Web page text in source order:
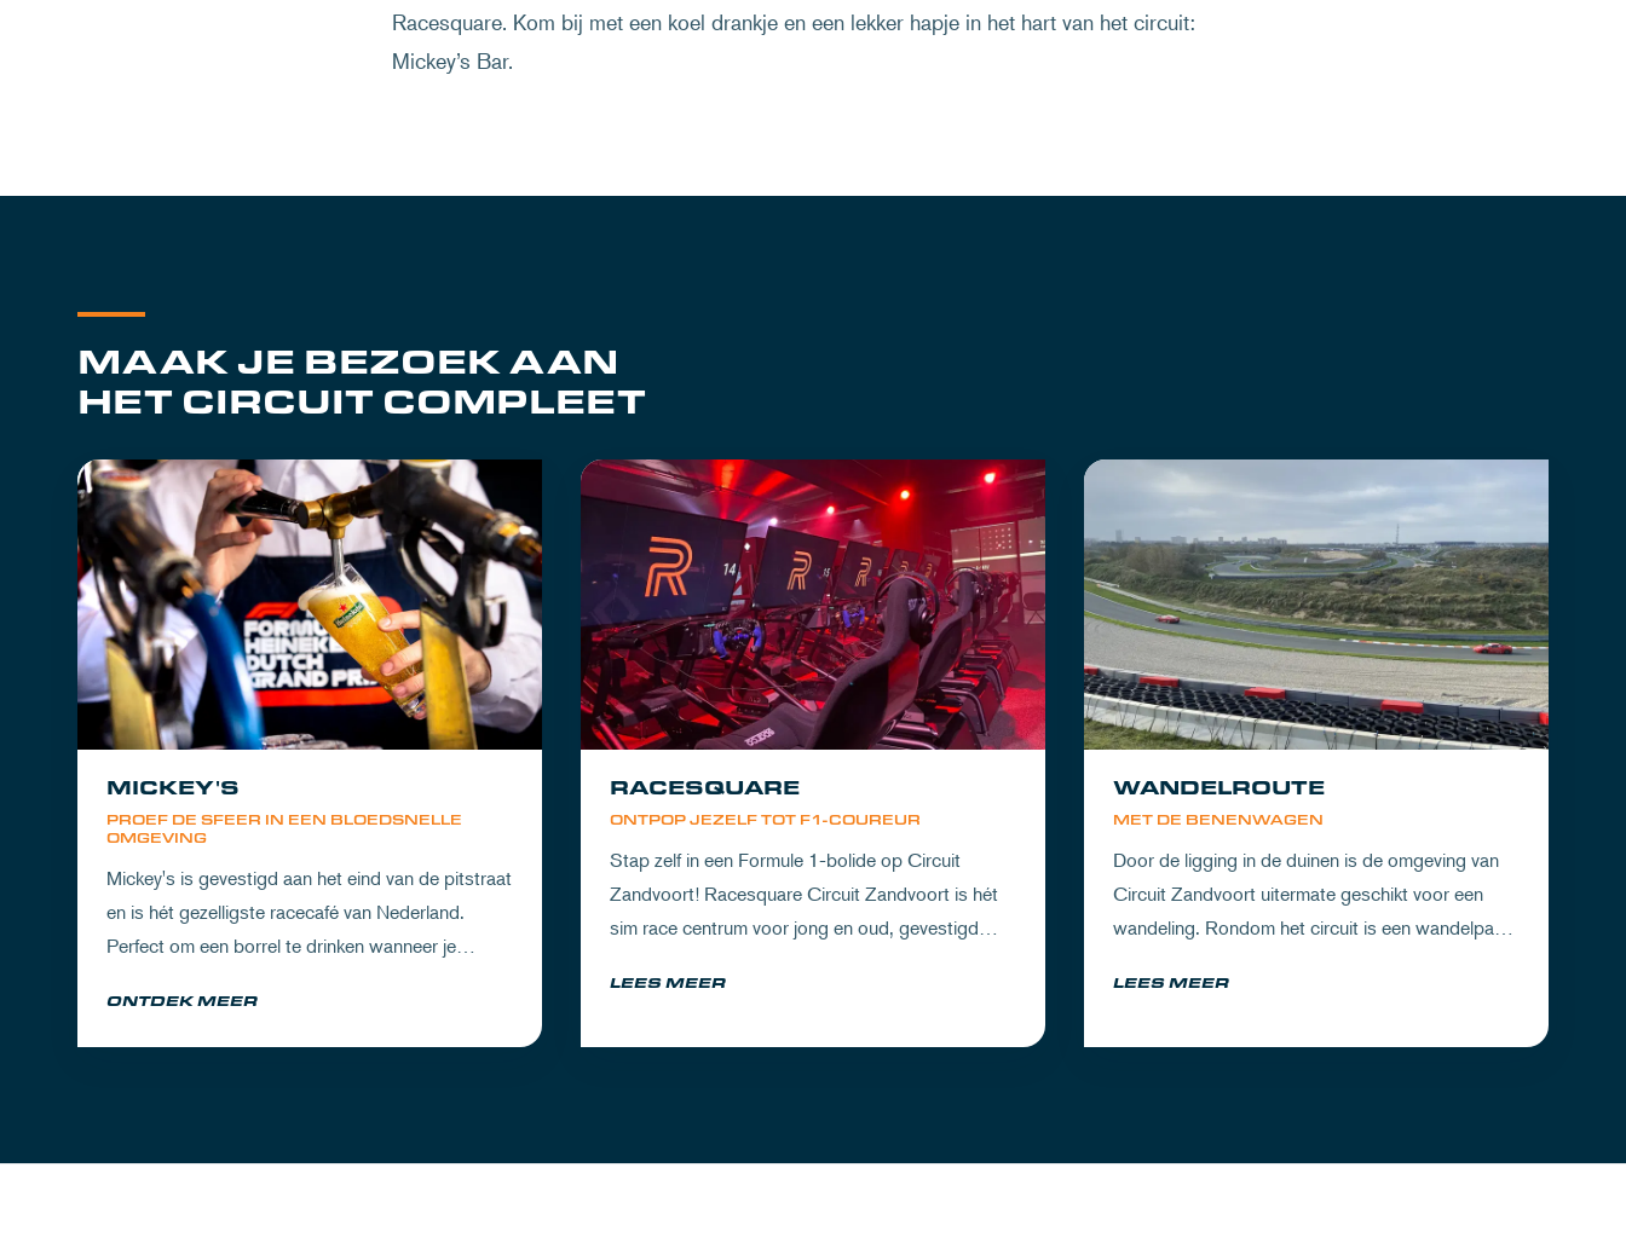
Racesquare. Kom bij met een koel drankje en een lekker hapje in het hart van het circuit:
Mickey’s Bar.
MAAK JE BEZOEK AAN
HET CIRCUIT COMPLEET
PROEF DE SFEER IN EEN BLOEDSNELLE
OMGEVING
MICKEY'S
Mickey's is gevestigd aan het eind van de pitstraat
en is hét gezelligste racecafé van Nederland.
Perfect om een borrel te drinken wanneer je
na een dag vol inspanning.
ONTDEK MEER
ONTPOP JEZELF TOT F1-COUREUR
RACESQUARE
Stap zelf in een Formule 1-bolide op Circuit
Zandvoort! Racesquare Circuit Zandvoort is hét
sim race centrum voor jong en oud, gevestigd
LEES MEER
MET DE BENENWAGEN
WANDELROUTE
Door de ligging in de duinen is de omgeving van
Circuit Zandvoort uitermate geschikt voor een
wandeling. Rondom het circuit is een wandelpad
natuur als de racetrack.
LEES MEER